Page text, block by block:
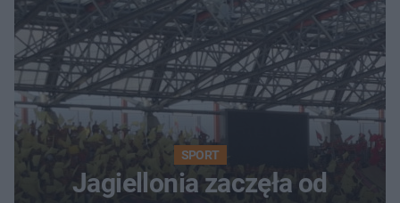
SPORT
Jagiellonia zaczęła od